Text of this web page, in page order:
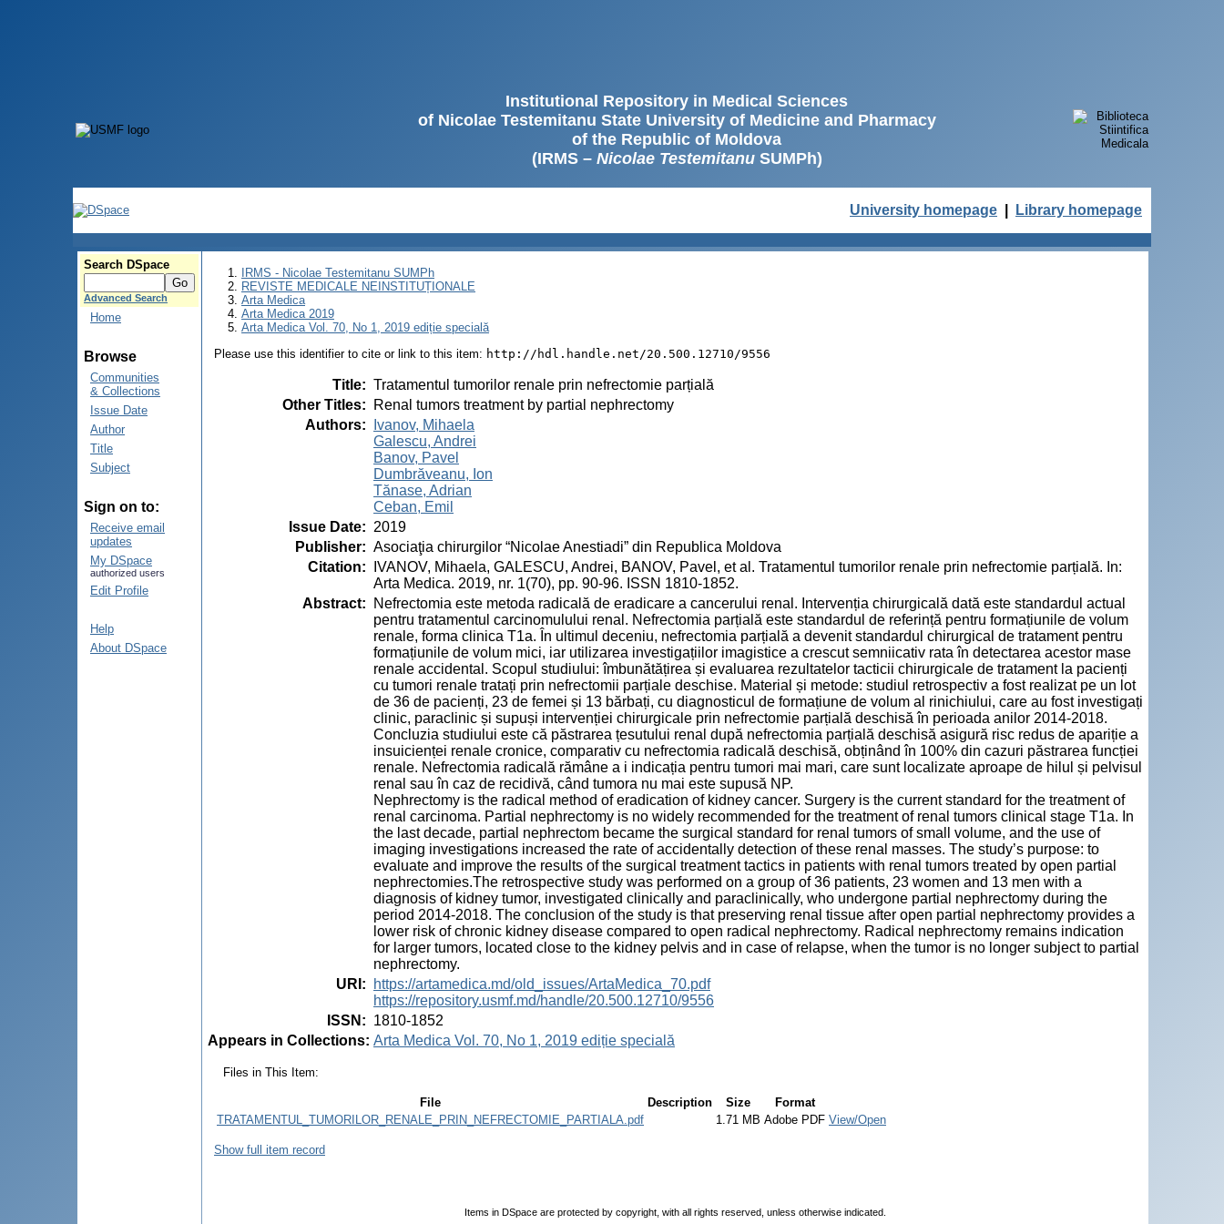
Institutional Repository in Medical Sciences
of Nicolae Testemitanu State University of Medicine and Pharmacy
of the Republic of Moldova
(IRMS – Nicolae TestemitanuSUMPh)
University homepage Library homepage
Search DSpace
Advanced Search
Home
Browse
Communities
& Collections
Issue Date
Author
Title
Subject
Sign on to:
Receive email
updates
My DSpace
authorized users
Edit Profile
Help
About DSpace
IRMS - Nicolae Testemitanu SUMPh
REVISTE MEDICALE NEINSTITUȚIONALE
Arta Medica
Arta Medica 2019
Arta Medica Vol. 70, No 1, 2019 ediție specială
Please use this identifier to cite or link to this item: http://hdl.handle.net/20.500.12710/9556
Title: Tratamentul tumorilor renale prin nefrectomie parțială
Other Titles:
Renal tumors treatment by partial nephrectomy
Authors:
Ivanov, Mihaela
Galescu, Andrei
Banov, Pavel
Dumbrăveanu, Ion
Tănase, Adrian
Ceban, Emil
Issue Date: 2019
Publisher: Asociaţia chirurgilor “Nicolae Anestiadi” din Republica Moldova
Citation:
IVANOV, Mihaela, GALESCU, Andrei, BANOV, Pavel, et al. Tratamentul tumorilor renale prin nefrectomie parțială. In:
Arta Medica. 2019, nr. 1(70), pp. 90-96. ISSN 1810-1852.
Abstract:
Nefrectomia este metoda radicală de eradicare a cancerului renal. Intervenția chirurgicală dată este standardul actual
pentru tratamentul carcinomulului renal. Nefrectomia parțială este standardul de referință pentru formațiunile de volum
renale, forma clinica T1a. În ultimul deceniu, nefrectomia parțială a devenit standardul chirurgical de tratament pentru
formațiunile de volum mici, iar utilizarea investigațiilor imagistice a crescut semniicativ rata în detectarea acestor mase
renale accidental. Scopul studiului: îmbunătățirea și evaluarea rezultatelor tacticii chirurgicale de tratament la pacienți
cu tumori renale tratați prin nefrectomii parțiale deschise. Material și metode: studiul retrospectiv a fost realizat pe un lot
de 36 de pacienți, 23 de femei și 13 bărbați, cu diagnosticul de formațiune de volum al rinichiului, care au fost investigați
clinic, paraclinic și supuși intervenției chirurgicale prin nefrectomie parțială deschisă în perioada anilor 2014-2018.
Concluzia studiului este că păstrarea țesutului renal după nefrectomia parțială deschisă asigură risc redus de apariție a
insuicienței renale cronice, comparativ cu nefrectomia radicală deschisă, obținând în 100% din cazuri păstrarea funcției
renale. Nefrectomia radicală rămâne a i indicația pentru tumori mai mari, care sunt localizate aproape de hilul și pelvisul
renal sau în caz de recidivă, când tumora nu mai este supusă NP.
Nephrectomy is the radical method of eradication of kidney cancer. Surgery is the current standard for the treatment of
renal carcinoma. Partial nephrectomy is no widely recommended for the treatment of renal tumors clinical stage T1a. In
the last decade, partial nephrectom became the surgical standard for renal tumors of small volume, and the use of
imaging investigations increased the rate of accidentally detection of these renal masses. The study’s purpose: to
evaluate and improve the results of the surgical treatment tactics in patients with renal tumors treated by open partial
nephrectomies.The retrospective study was performed on a group of 36 patients, 23 women and 13 men with a
diagnosis of kidney tumor, investigated clinically and paraclinically, who undergone partial nephrectomy during the
period 2014-2018. The conclusion of the study is that preserving renal tissue after open partial nephrectomy provides a
lower risk of chronic kidney disease compared to open radical nephrectomy. Radical nephrectomy remains indication
for larger tumors, located close to the kidney pelvis and in case of relapse, when the tumor is no longer subject to partial
nephrectomy.
URI :
https://artamedica.md/old_issues/ArtaMedica_70.pdf
https://repository.usmf.md/handle/20.500.12710/9556
ISSN : 1810-1852
Appears in Collections: Arta Medica Vol. 70, No 1, 2019 ediție specială
Files in This Item:
File Description Size
Format
TRATAMENTUL_TUMORILOR_RENALE_PRIN_NEFRECTOMIE_PARTIALA.pdf
1.71 MB Adobe PDF View/Open
Show full item record
Items in DSpace are protected by copyright, with all rights reserved, unless otherwise indicated.